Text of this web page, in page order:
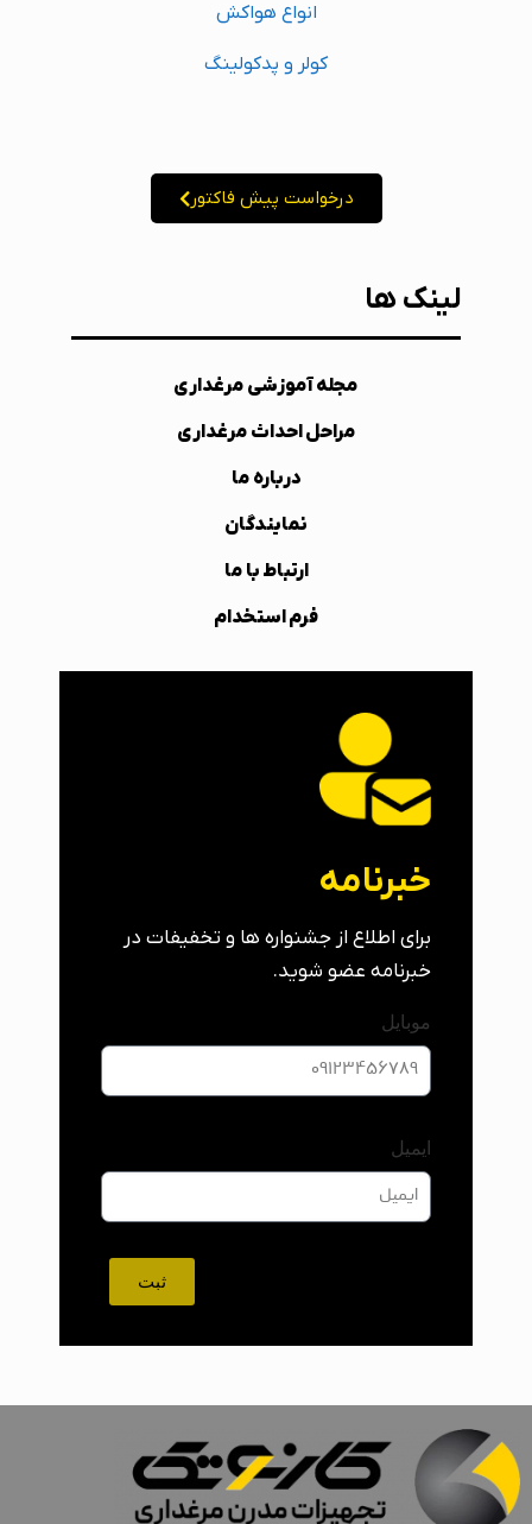
انواع هواکش
کولر و پدکولینگ
درخواست پیش فاکتور
لینک ها
مجله آموزشی مرغداری
مراحل احداث مرغداری
درباره ما
نمایندگان
ارتباط با ما
فرم استخدام
خبرنامه
برای اطلاع از جشنواره ها و تخفیفات در
خبرنامه عضو شوید.
موبایل
ایمیل
ثبت